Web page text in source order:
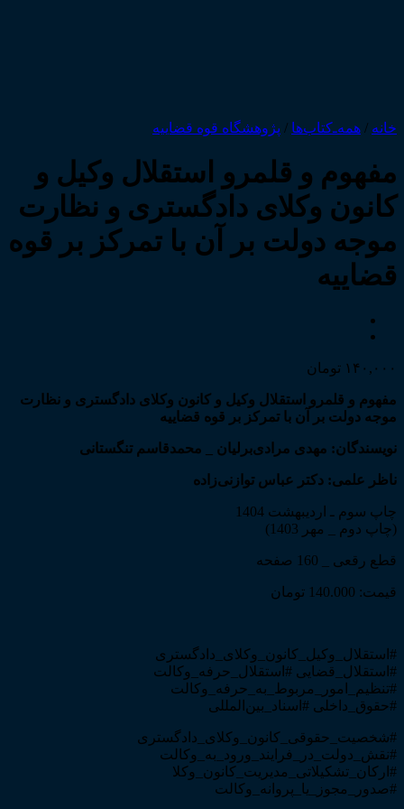
خانه / همه‌ـ‌کتاب‌ها / پژوهشگاه قوه قضاییه
مفهوم و قلمرو استقلال وکیل و
کانون وکلای دادگستری و نظارت
موجه دولت بر آن با تمرکز بر قوه
قضاییه
۱۴۰,۰۰۰ تومان
مفهوم و قلمرو استقلال وکیل و کانون وکلای دادگستری و نظارت
موجه دولت بر آن با تمرکز بر قوه قضاییه
نویسندگان: مهدی مرادی‌برلیان _ محمدقاسم تنگستانی
ناظر علمی: دکتر عباس توازنی‌زاده
چاپ سوم ـ اردیبهشت 1404
(چاپ دوم _ مهر 1403)
قطع رقعی _ 160 صفحه
قیمت: 140.000 تومان
#استقلال_وکیل_کانون_وکلای_دادگستری
#استقلال_قضایی #استقلال_حرفه_وکالت
#تنظیم_امور_مربوط_به_حرفه_وکالت
#حقوق_داخلی #اسناد_بین‌المللی
#شخصیت_حقوقی_کانون_وکلای_دادگستری
#نقش_دولت_در_فرایند_ورود_به_وکالت
#ارکان_تشکیلاتی_مدیریت_کانون_وکلا
#صدور_مجوز_یا_پروانه_وکالت